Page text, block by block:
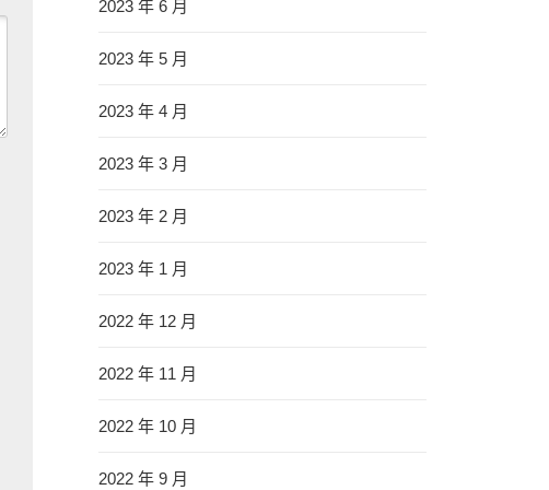
2023 年 6 月
2023 年 5 月
2023 年 4 月
2023 年 3 月
2023 年 2 月
2023 年 1 月
2022 年 12 月
2022 年 11 月
2022 年 10 月
2022 年 9 月